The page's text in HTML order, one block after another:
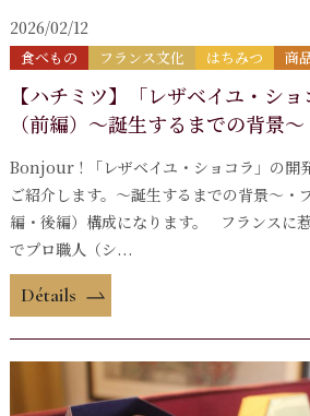
2026/02/12
食べもの フランス文化 はちみつ 商
【ハチミツ】「レザベイユ・シ
（前編）～誕生するまでの背景～
Bonjour ! 「レザベイユ・ショコラ」の開
ご紹介します。～誕生するまでの背景～・
編・後編）構成になります。 フランスに
でプロ職人（シ...
Détails